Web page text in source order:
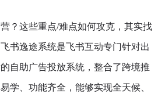
？这些重点/难点如何攻克，其实找
书逸途系统是飞书互动专门针对出
自助广告投放系统，整合了跨境推
学、功能齐全，能够实现全天候、